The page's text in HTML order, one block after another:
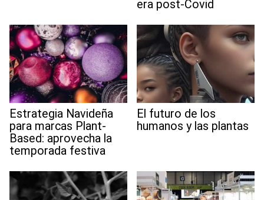
era post-Covid
Estrategia Navideña
para marcas Plant-
Based: aprovecha la
temporada festiva
El futuro de los
humanos y las plantas